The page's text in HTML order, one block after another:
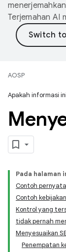
Terjemahan AI
AOSP
Apakah informasi
Pada halaman
Contoh
Contoh kebijakan
Kontrol yang
tidak pernah
Menyesuaikan
Penempatan